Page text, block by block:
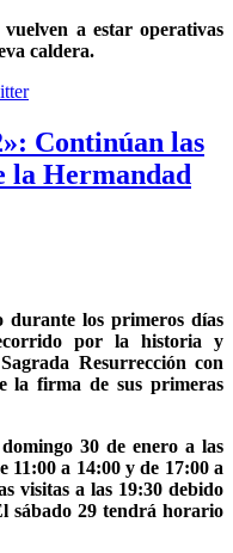
a estar operativas
caldera.
Continúan las
la Hermandad
durante los primeros días
por la historia y
Resurrección con
la firma de sus primeras
30 de enero a las
11:00 a 14:00 y de 17:00 a
visitas a las 19:30 debido
sábado 29 tendrá horario